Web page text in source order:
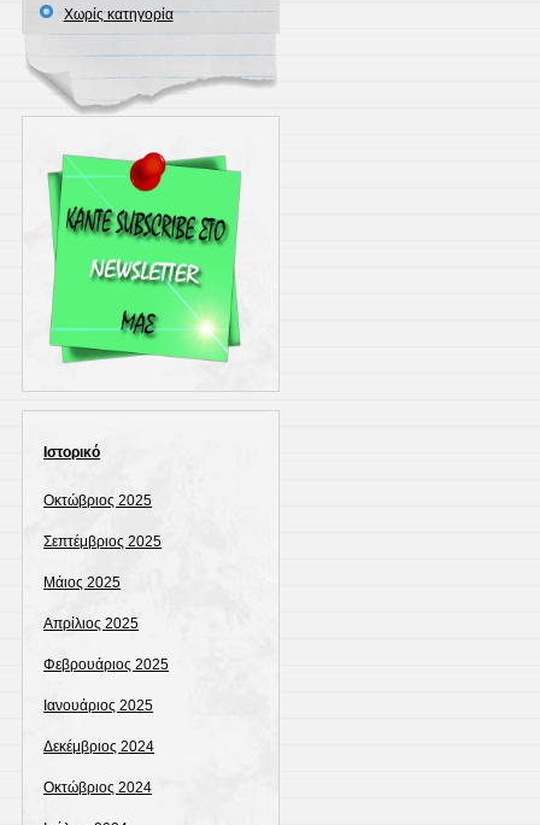
Χωρίς κατηγορία
Ιστορικό
Οκτώβριος 2025
Σεπτέμβριος 2025
Μάιος 2025
Απρίλιος 2025
Φεβρουάριος 2025
Ιανουάριος 2025
Δεκέμβριος 2024
Οκτώβριος 2024